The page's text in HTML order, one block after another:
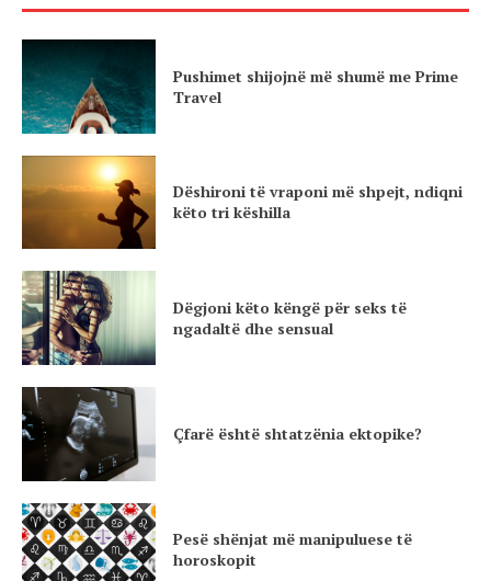
Pushimet shijojnë më shumë me Prime
Travel
Dëshironi të vraponi më shpejt, ndiqni
këto tri këshilla
Dëgjoni këto këngë për seks të
ngadaltë dhe sensual
Çfarë është shtatzënia ektopike?
Pesë shënjat më manipuluese të
horoskopit